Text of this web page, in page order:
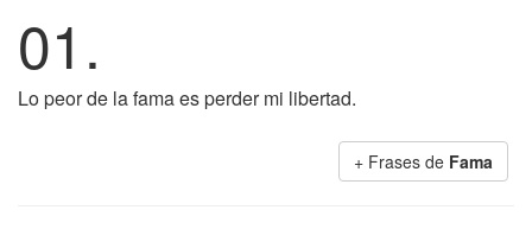
01.
Lo peor de la fama es perder mi libertad.
+ Frases de Fama